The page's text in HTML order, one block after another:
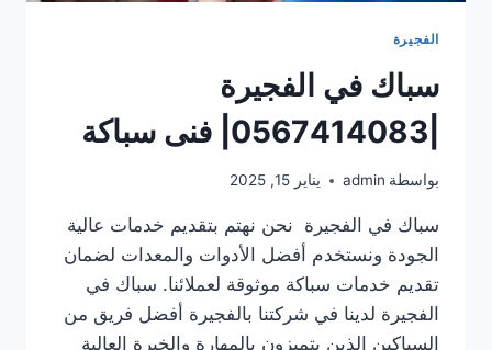
الفجيرة
سباك في الفجيرة
بواسطة admin يناير 15, 2025
سباك في الفجيرة نحن نهتم بتقديم خدمات عالية
الجودة ونستخدم أفضل الأدوات والمعدات لضمان
تقديم خدمات سباكة موثوقة لعملائنا. سباك في
الفجيرة لدينا في شركتنا بالفجيرة أفضل فريق من
السباكين الذين يتميزون بالمهارة والخبرة العالية